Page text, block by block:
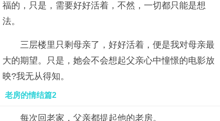
福的，只是，需要好好活着，不然，一切都只能是想
法。
三层楼里只剩母亲了，好好活着，便是我对母亲最
大的期望。只是，她会不会想起父亲心中憧憬的电影放
映?我无从得知。
老房的情结篇2
每次回老家，父亲都提起他的老房。